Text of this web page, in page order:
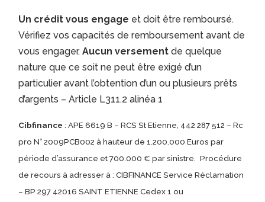
Un crédit vous engage et doit être remboursé.
Vérifiez vos capacités de remboursement avant de
vous engager.Aucun versement de quelque
nature que ce soit ne peut être exigé d’un
particulier avant l’obtention d’un ou plusieurs prêts
d’argents – Article L311.2 alinéa 1
Cibfinance: APE 6619 B – RCS St Etienne, 442 287 512 – Rc
pro N° 2009PCB002 à hauteur de 1.200.000 Euros par
période d’assurance et 700.000 € par sinistre.
Procédure
de recours à adresser à : CIBFINANCE Service Réclamation
– BP 297 42016 SAINT ETIENNE Cedex 1 ou